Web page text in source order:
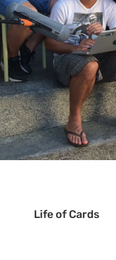
Life of Cards